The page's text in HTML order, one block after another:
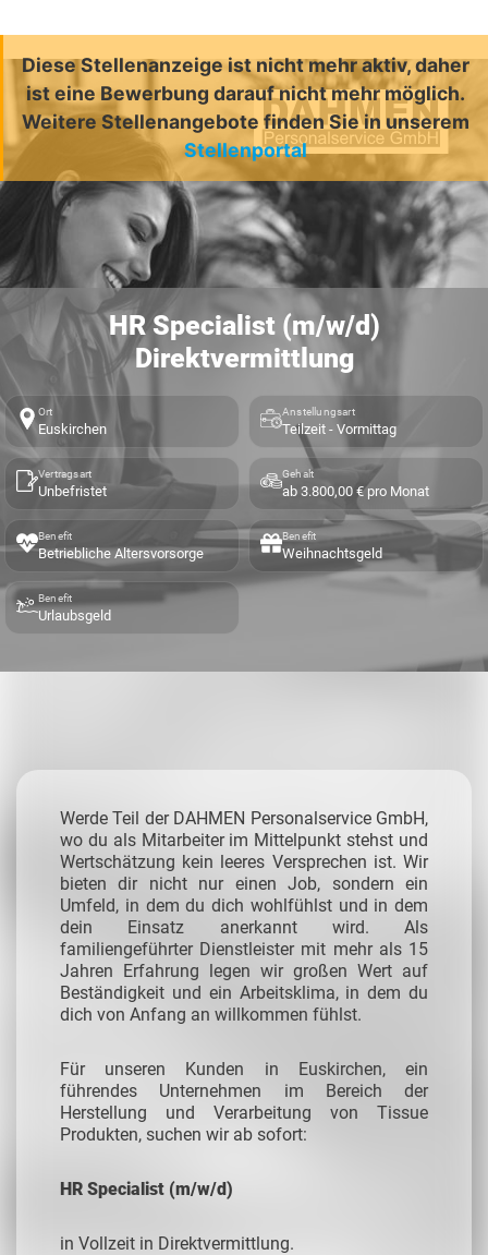
Diese Stellenanzeige ist nicht mehr aktiv, daher
ist eine Bewerbung darauf nicht mehr möglich.
Weitere Stellenangebote finden Sie in unserem
Stellenportal
HR Specialist (m/w/d)
Direktvermittlung
Ort
Euskirchen
Anstellungsart
Teilzeit - Vormittag
Vertragsart
Unbefristet
Gehalt
ab 3.800,00 € pro Monat
Benefit
Betriebliche Altersvorsorge
Benefit
Weihnachtsgeld
Benefit
Urlaubsgeld
Werde Teil der DAHMEN Personalservice GmbH,
wo du als Mitarbeiter im Mittelpunkt stehst und
Wertschätzung kein leeres Versprechen ist. Wir
bieten dir nicht nur einen Job, sondern ein
Umfeld, in dem du dich wohlfühlst und in dem
dein Einsatz anerkannt wird. Als
familiengeführter Dienstleister mit mehr als 15
Jahren Erfahrung legen wir großen Wert auf
Beständigkeit und ein Arbeitsklima, in dem du
dich von Anfang an willkommen fühlst.
Für unseren Kunden in Euskirchen, ein
führendes Unternehmen im Bereich der
Herstellung und Verarbeitung von Tissue
Produkten, suchen wir ab sofort:
HR Specialist (m/w/d)
in Vollzeit in Direktvermittlung.